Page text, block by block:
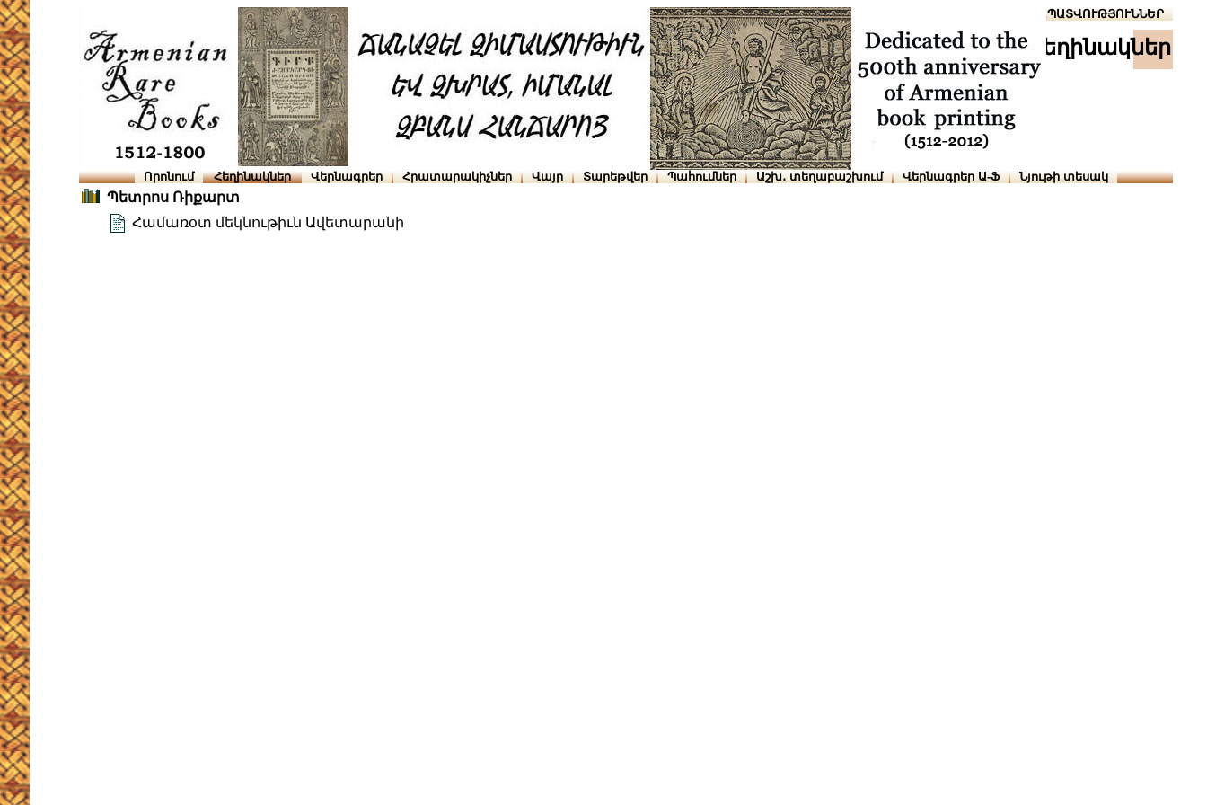
ՆԱԽԱՊԱՏՎՈՒԹՅՈՒՆՆԵՐ
հեղինակներ
Որոնում Հեղինակներ Վերնագրեր Հրատարակիչներ Վայր Տարեթվեր Պահումներ Աշխ․ տեղաբաշխում Վերնագրեր Ա-Ֆ Նյութի տեսակ
Պետրոս Ռիքարտ
Համառօտ մեկնութիւն Ավետարանի